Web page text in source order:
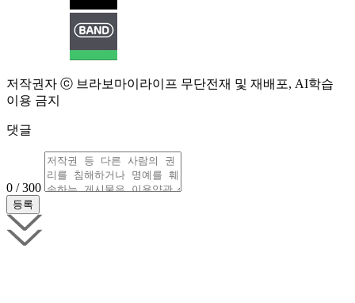
저작권자 ⓒ 브라보마이라이프 무단전재 및 재배포, AI학습
이용 금지
댓글
0 / 300